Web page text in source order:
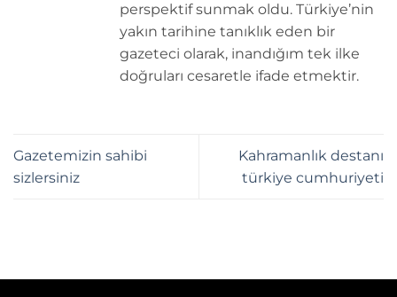
perspektif sunmak oldu. Türkiye’nin
yakın tarihine tanıklık eden bir
gazeteci olarak, inandığım tek ilke
doğruları cesaretle ifade etmektir.
Gazetemizin sahibi
sizlersiniz
Kahramanlık destanı
türkiye cumhuriyeti